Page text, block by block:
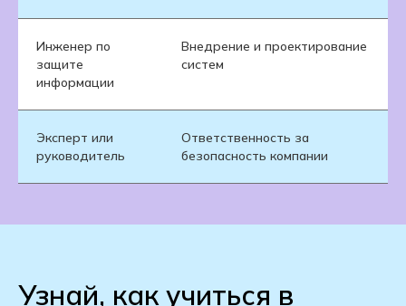
Инженер по
защите
информации
Внедрение и проектирование
систем
Эксперт или
руководитель
Ответственность за
безопасность компании
Узнай, как учиться в